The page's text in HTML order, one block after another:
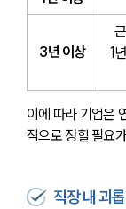
3년 이상
1
이에 따라 기업은
적으로 정할 필요
직장 내 괴